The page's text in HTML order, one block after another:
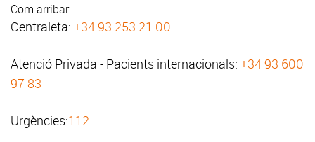
Com arribar
Centraleta: +34 93 253 21 00
Atenció Privada - Pacients internacionals: +34 93 600
97 83
Urgències:112